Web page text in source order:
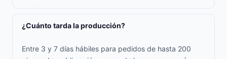
¿Cuánto tarda la producción?
Entre 3 y 7 días hábiles para pedidos de hasta 200